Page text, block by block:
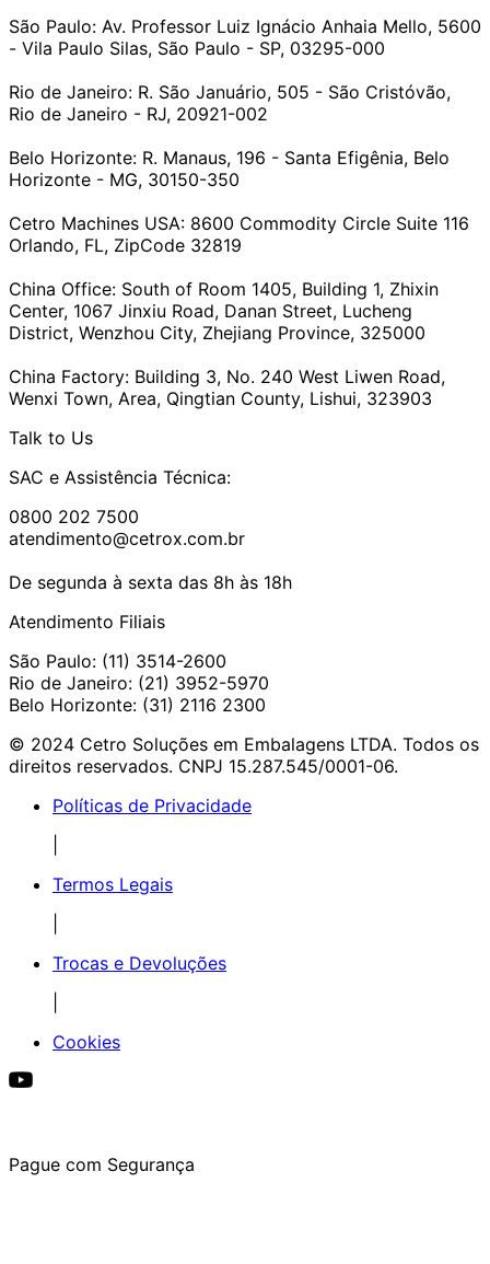
São Paulo: Av. Professor Luiz Ignácio Anhaia Mello, 5600
- Vila Paulo Silas, São Paulo - SP, 03295-000
Rio de Janeiro: R. São Januário, 505 - São Cristóvão,
Rio de Janeiro - RJ, 20921-002
Belo Horizonte: R. Manaus, 196 - Santa Efigênia, Belo
Horizonte - MG, 30150-350
Cetro Machines USA: 8600 Commodity Circle Suite 116
Orlando, FL, ZipCode 32819
China Office: South of Room 1405, Building 1, Zhixin
Center, 1067 Jinxiu Road, Danan Street, Lucheng
District, Wenzhou City, Zhejiang Province, 325000
China Factory: Building 3, No. 240 West Liwen Road,
Wenxi Town, Area, Qingtian County, Lishui, 323903
Talk to Us
SAC e Assistência Técnica:
0800 202 7500
atendimento@cetrox.com.br
De segunda à sexta das 8h às 18h
Atendimento Filiais
São Paulo: (11) 3514-2600
Rio de Janeiro: (21) 3952-5970
Belo Horizonte: (31) 2116 2300
© 2024 Cetro Soluções em Embalagens LTDA. Todos os
direitos reservados. CNPJ 15.287.545/0001-06.
Políticas de Privacidade
Termos Legais
Trocas e Devoluções
Cookies
Pague com Segurança